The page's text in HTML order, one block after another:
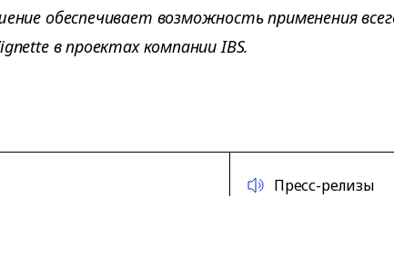
обеспечивает возможность применения
в проектах компании IBS.
Пресс-релизы